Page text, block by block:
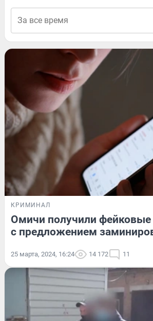
КРИМИНАЛ
Омичи получили
с предложением
25 марта, 2024, 16:24 14 172 11